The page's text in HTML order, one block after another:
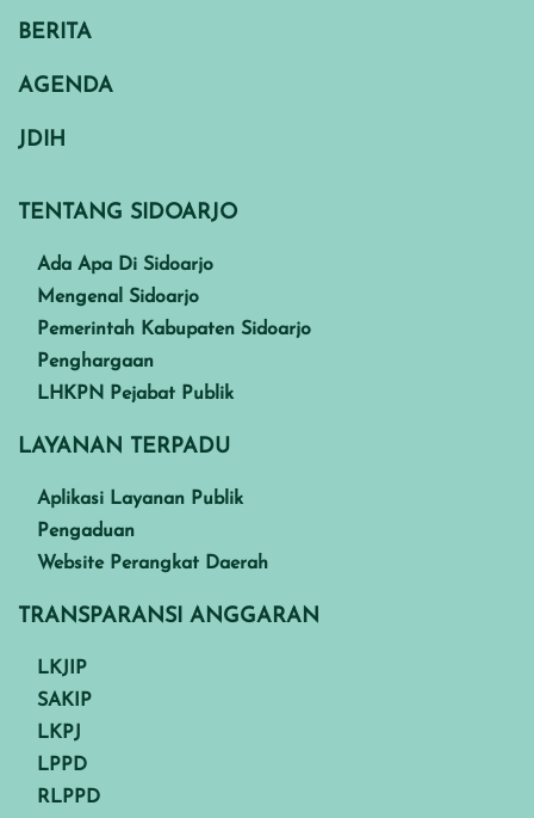
BERITA
AGENDA
JDIH
TENTANG SIDOARJO
Ada Apa Di Sidoarjo
Mengenal Sidoarjo
Pemerintah Kabupaten Sidoarjo
Penghargaan
LHKPN Pejabat Publik
LAYANAN TERPADU
Aplikasi Layanan Publik
Pengaduan
Website Perangkat Daerah
TRANSPARANSI ANGGARAN
LKJIP
SAKIP
LKPJ
LPPD
RLPPD